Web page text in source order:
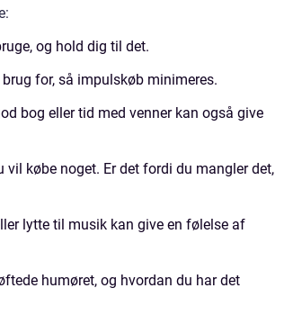
og hold dig til det.
for, så impulskøb minimeres.
bog eller tid med venner kan også give
vil købe noget. Er det fordi du mangler det,
lytte til musik kan give en følelse af
humøret, og hvordan du har det